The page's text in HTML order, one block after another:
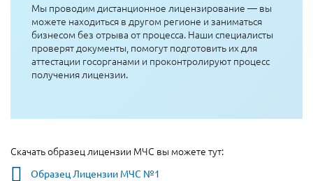
Мы проводим дистанционное лицензирование — вы
можете находиться в другом регионе и заниматься
бизнесом без отрыва от процесса. Наши специалисты
проверят документы, помогут подготовить их для
аттестации госорганами и проконтролируют процесс
получения лицензии.
Скачать образец лицензии МЧС вы можете тут:
Образец Лицензии МЧС №1